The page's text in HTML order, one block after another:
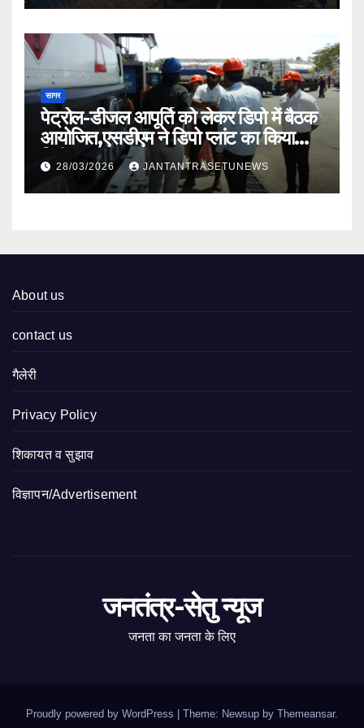
सागर
पेट्रोल-डीजल आपूर्ति को लेकर डिपो में बैठक
आयोजित,एसडीएम ने डिपो प्लांट का किया
निरीक्षण
28/03/2026 JANTANTRASETUNEWS
About us
contact us
गैलेरी
Privacy Policy
शिकायत व सुझाव
विज्ञापन/Advertisement
जनतंत्र-सेतु न्यूज
जनता का जनता के लिए
Proudly powered by WordPress Theme: Newsup by Themeansar.